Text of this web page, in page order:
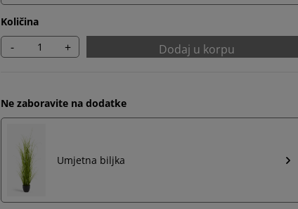
Količina
- + Dodaj u korpu
Ne zaboravite na dodatke
Umjetna biljka